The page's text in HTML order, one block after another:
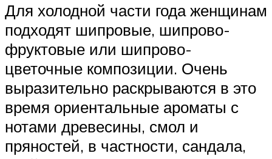
Для холодной части года женщинам
подходят шипровые, шипрово-
фруктовые или шипрово-
цветочные композиции. Очень
выразительно раскрываются в это
время ориентальные ароматы с
нотами древесины, смол и
пряностей, в частности, сандала,